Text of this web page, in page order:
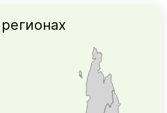
регионах